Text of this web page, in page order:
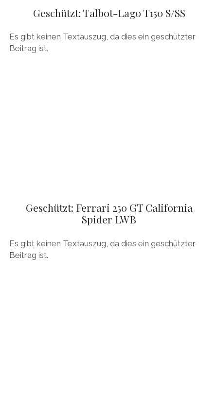
Geschützt: Talbot-Lago T150 S/SS
Es gibt keinen Textauszug, da dies ein geschützter
Beitrag ist.
Geschützt: Ferrari 250 GT California
Spider LWB
Es gibt keinen Textauszug, da dies ein geschützter
Beitrag ist.